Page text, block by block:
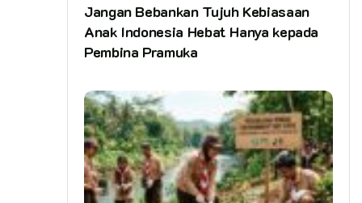
Jangan Bebankan Tujuh Kebiasaan
Anak Indonesia Hebat Hanya kepada
Pembina Pramuka